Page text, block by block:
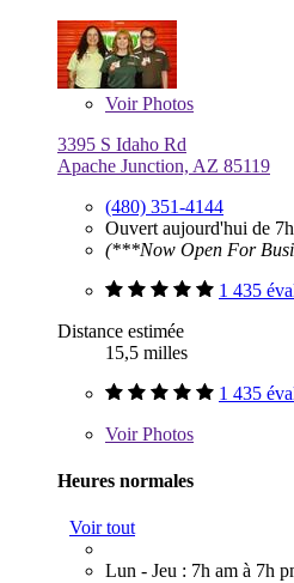
VoirPhotos
3395 S Idaho Rd
Apache Junction, AZ 85119
(480) 351-4144
Ouvert aujourd'hui de
(***Now Open For
1 435
Distance estimée
15,5 milles
1 435
VoirPhotos
Heures normales
Voir tout
Lun - Jeu : 7h am à 7h